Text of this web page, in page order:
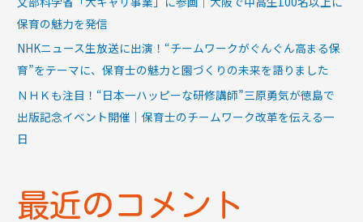
保育の魅力を発信
NHKニュース生放送に出演！“チームワークがぐんぐん高まる保
育”をテーマに、保育士の魅力と園づくりの未来を語りました
ＮＨＫも注目！“日本一ハッピーな研修講師”三原勇気が徳島で
出版記念イベント開催｜保育士のチームワーク改革を伝える一
日
最近のコメント